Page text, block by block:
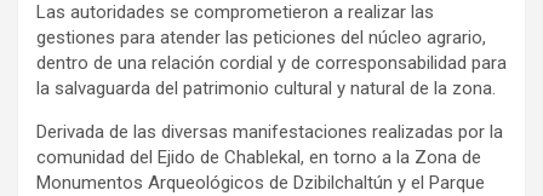
Las autoridades se comprometieron a realizar las
gestiones para atender las peticiones del núcleo agrario,
dentro de una relación cordial y de corresponsabilidad para
la salvaguarda del patrimonio cultural y natural de la zona.
Derivada de las diversas manifestaciones realizadas por la
comunidad del Ejido de Chablekal, en torno a la Zona de
Monumentos Arqueológicos de Dzibilchaltún y el Parque